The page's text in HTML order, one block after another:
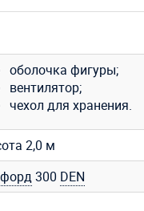
оболочка фигуры;
вентилятор;
чехол для хранения.
2,0 м
300 DEN